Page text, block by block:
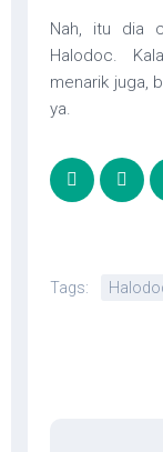
Nah, itu dia
Halodoc.
menarik juga,
ya.
Tags: